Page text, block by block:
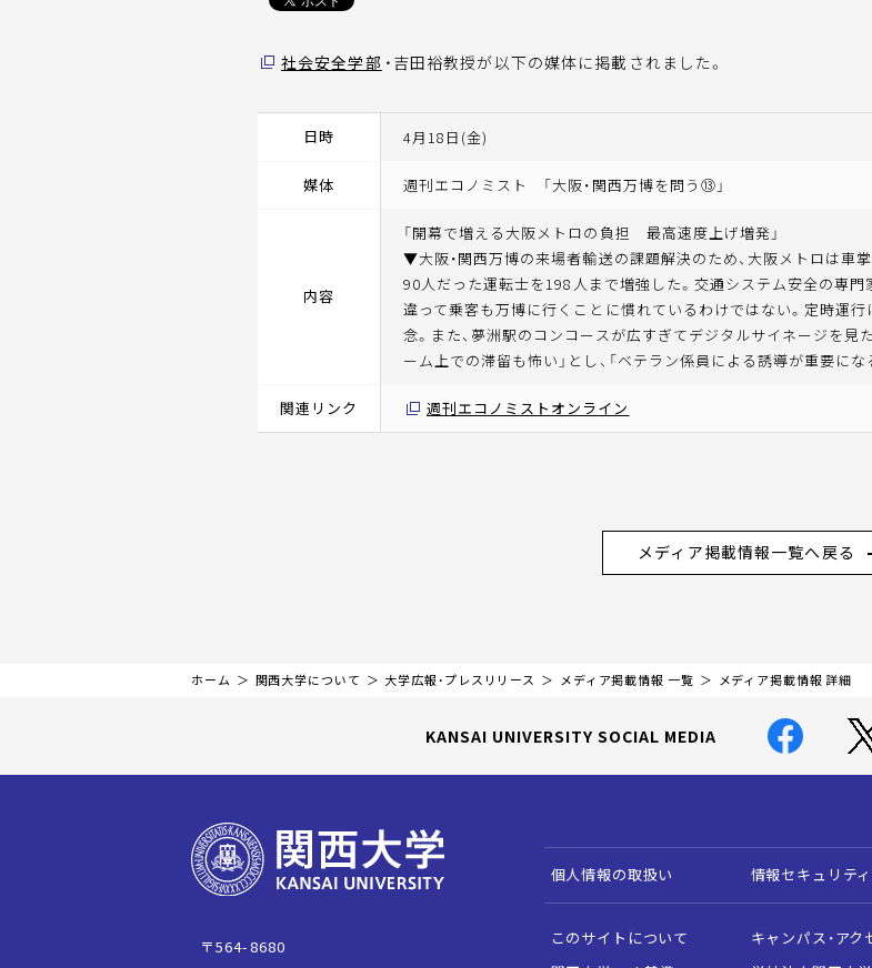
社会安全学部 ・吉田裕教授が以下の媒体に掲載されました。
日時 4月18日(金)
媒体 週刊エコノミスト 「大阪・関西万博を問う⑬」
内容
「開幕で増える大阪メトロの負担 最高速度上げ増発」
▼大阪・関西万博の来場者輸送の課題解決のため、大阪メトロは車
90人だった運転士を198人まで増強した。交通システム安全の専門
違って乗客も万博に行くことに慣れているわけではない。定時運
念。また、夢洲駅のコンコースが広すぎてデジタルサイネージを見
ーム上での滞留も怖い」とし、「ベテラン係員による誘導が重要にな
関連リンク 週刊エコノミストオンライン
メディア掲載情報一覧へ戻る
ホーム 関西大学について 大学広報・プレスリリース メディア掲載情報 一覧 メディア掲載情報 詳細
KANSAI UNIVERSITY SOCIAL MEDIA
個人情報の取扱い 情報セキュリテ
このサイトについて
キャンパス・アク
〒564-8680